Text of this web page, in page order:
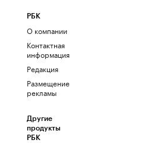
РБК
О компании
Контактная
информация
Редакция
Размещение
рекламы
Другие
продукты
РБК